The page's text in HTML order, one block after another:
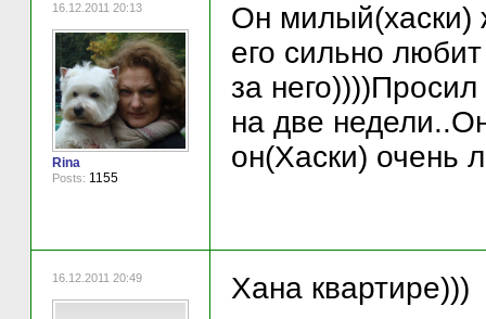
16.12.2011 20:13
Rina
Posts: 1155
Он милый(хаски)
его сильно
за
на две
он(Хаски) очень
16.12.2011 20:49 Хана квартире)))